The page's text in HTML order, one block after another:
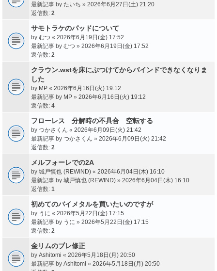
最新記事 by たいち » 2026年6月27日(土) 21:20
返信数: 2
サモトラケのパッドについて
by むつ « 2026年6月19日(金) 17:52
最新記事 by むつ » 2026年6月19日(金) 17:52
返信数: 2
クラウン.wstを床にぶつけてからバインドできなくなりま
した
by MP « 2026年6月16日(火) 19:12
最新記事 by MP » 2026年6月16日(火) 19:12
返信数: 4
フローレス 分解時の不具合 空転する
by つかさくん « 2026年6月09日(火) 21:42
最新記事 by つかさくん » 2026年6月09日(火) 21:42
返信数: 2
メルフォーレでの2A
by 城戸慎也 (REWIND) « 2026年6月04日(木) 16:10
最新記事 by 城戸慎也 (REWIND) » 2026年6月04日(木) 16:10
返信数: 1
初めてのバイメタルを買いたいのですが
by うに « 2026年5月22日(金) 17:15
最新記事 by うに » 2026年5月22日(金) 17:15
返信数: 2
金リムのブレ修正
by Ashitomi « 2026年5月18日(月) 20:50
最新記事 by Ashitomi » 2026年5月18日(月) 20:50